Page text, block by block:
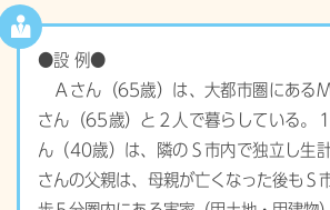
●設 例●
Ａさん（65歳）は、大都市圏にある
さん（65歳）と２人で暮らしている。
ん（40歳）は、隣のＳ市内で独立し生
さんの父親は、母親が亡くなった後もＳ